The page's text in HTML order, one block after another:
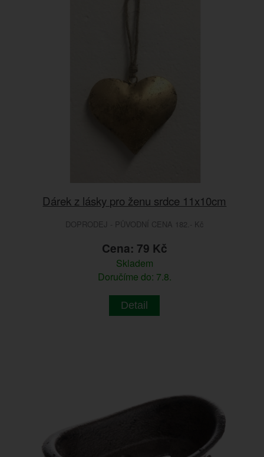
Dárek z lásky pro ženu srdce 11x10cm
DOPRODEJ - PŮVODNÍ CENA 182.- Kč
Cena: 79 Kč
Skladem
Doručíme do: 7.8.
Detail